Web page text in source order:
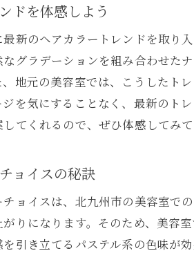
人気のカラ
地元で選ば
カラーリ
美容室で新しい
挑戦して
カラーリン
ドを体感しよう
新のヘアカラートレンドを取り
グラデーションを組み合わせた
地元の美容室では、こうしたト
を気にすることなく、最新のト
てくれるので、ぜひ体感してみて
ョイスの秘訣
ョイスは、北九州市の美容室で
りになります。そのため、美容
引き立てるパステル系の色味が